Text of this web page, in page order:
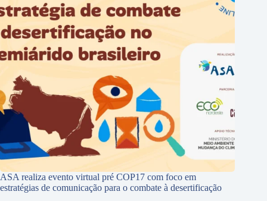
ASA realiza evento virtual pré COP17 com foco em
estratégias de comunicação para o combate à desertificação